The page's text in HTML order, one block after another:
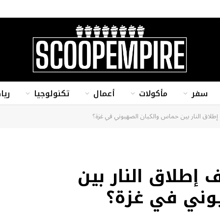
سفر مأكولات أعمال تكنولوجيا
النار بين حماس والكيان الصهيوني في غزة؟
النار بين
في غزة؟